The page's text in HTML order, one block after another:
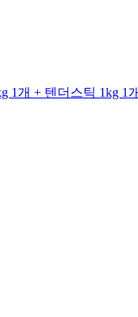
1개 + 텐더스틱 1kg 1